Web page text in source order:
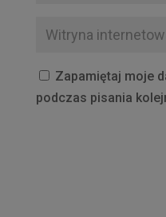
Zapamiętaj moje
podczas pisania